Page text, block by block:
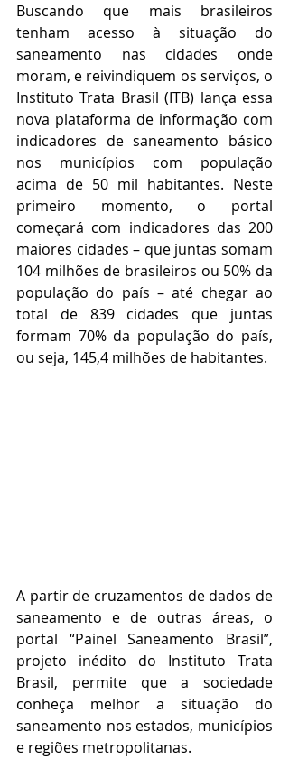
Buscando que mais brasileiros
tenham acesso à situação do
saneamento nas cidades onde
moram, e reivindiquem os serviços, o
Instituto Trata Brasil (ITB) lança essa
nova plataforma de informação com
indicadores de saneamento básico
nos municípios com população
acima de 50 mil habitantes. Neste
primeiro momento, o portal
começará com indicadores das 200
maiores cidades – que juntas somam
104 milhões de brasileiros ou 50% da
população do país – até chegar ao
total de 839 cidades que juntas
formam 70% da população do país,
ou seja, 145,4 milhões de habitantes.
A partir de cruzamentos de dados de
saneamento e de outras áreas, o
portal “Painel Saneamento Brasil”,
projeto inédito do Instituto Trata
Brasil, permite que a sociedade
conheça melhor a situação do
saneamento nos estados, municípios
e regiões metropolitanas.